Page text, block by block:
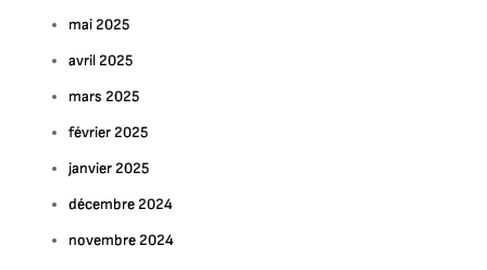
mai 2025
avril 2025
mars 2025
février 2025
janvier 2025
décembre 2024
novembre 2024